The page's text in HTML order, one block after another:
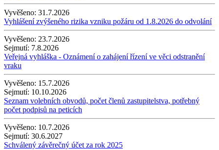
Vyvěšeno: 31.7.2026
Vyhlášení zvýšeného rizika vzniku požáru od 1.8.2026 do odvolání
Vyvěšeno: 23.7.2026
Sejmutí: 7.8.2026
Veřejná vyhláška - Oznámení o zahájení řízení ve věci odstranění
vraku
Vyvěšeno: 15.7.2026
Sejmutí: 10.10.2026
Seznam volebních obvodů, počet členů zastupitelstva, potřebný
počet podpisů na peticích
Vyvěšeno: 10.7.2026
Sejmutí: 30.6.2027
Schválený závěrečný účet za rok 2025